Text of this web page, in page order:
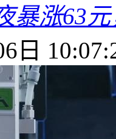
暴涨63
日